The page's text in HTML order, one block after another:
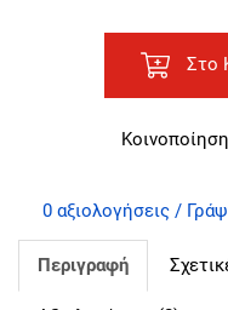
Στο
Κοινοποίηση
0 αξιολογήσεις /
Περιγραφή